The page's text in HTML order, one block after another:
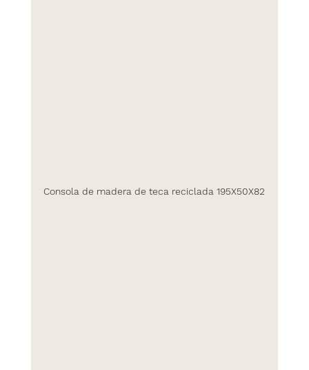
Consola de madera de teca reciclada 195X50X82